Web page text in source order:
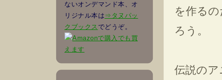
ないオンデマンド本、オ
リジナル本は ⇒タヌパッ
クブックス でどうぞ。
でも買
えます
を作る
ろう。
伝説の